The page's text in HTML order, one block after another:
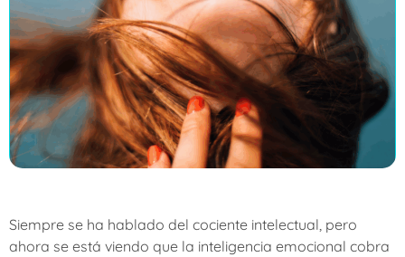
Siempre se ha hablado del cociente intelectual, pero
ahora se está viendo que la inteligencia emocional cobra